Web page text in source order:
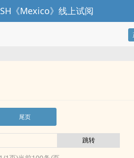
《Mexico》线上试阅
尾页